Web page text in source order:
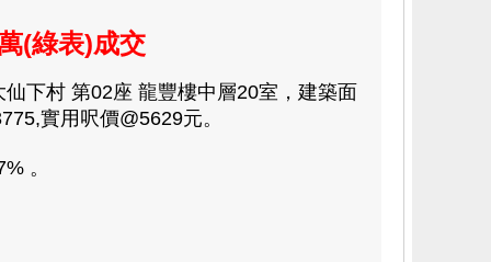
(綠表)成交
下村 第02座 龍豐樓中層20室，建築面
實用呎價@5629元。
。